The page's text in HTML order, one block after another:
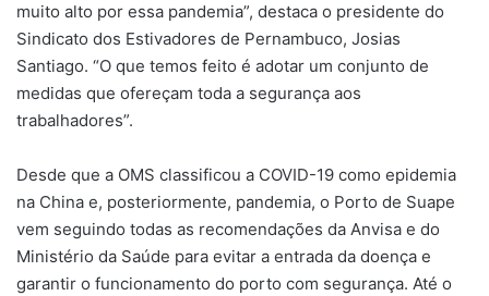
muito alto por essa pandemia”, destaca o presidente do
Sindicato dos Estivadores de Pernambuco, Josias
Santiago. “O que temos feito é adotar um conjunto de
medidas que ofereçam toda a segurança aos
trabalhadores”.
Desde que a OMS classificou a COVID-19 como epidemia
na China e, posteriormente, pandemia, o Porto de Suape
vem seguindo todas as recomendações da Anvisa e do
Ministério da Saúde para evitar a entrada da doença e
garantir o funcionamento do porto com segurança. Até o